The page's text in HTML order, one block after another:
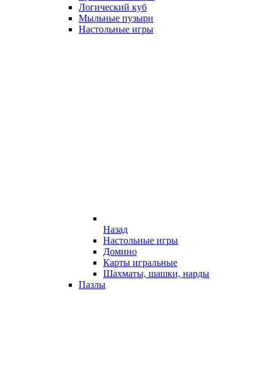
Логический куб
Мыльные пузыри
Настольные игры
Назад
Настольные игры
Домино
Карты игральные
Шахматы, шашки, нарды
Пазлы